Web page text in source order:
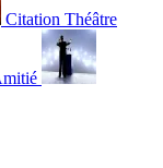
Citation Théâtre